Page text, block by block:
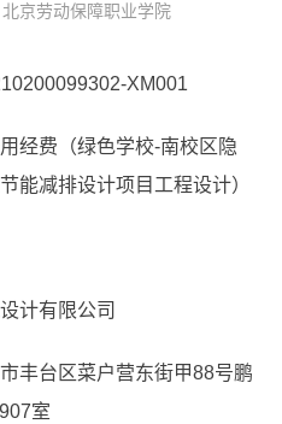
京劳动保障职业学院
XM001
经费（绿色学校-南校区隐
能减排设计项目工程设计）
计有限公司
丰台区菜户营东街甲88号鹏
室